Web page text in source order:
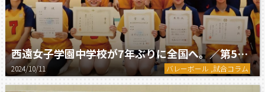
西遠女子学園中学校が7年ぶりに全国へ。／第54回全日本中学校バレーボール選手権大会
2024/10/11 バレーボール ,試合コラム